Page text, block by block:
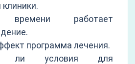
клиники.
времени работает
программа лечения.
ли условия для